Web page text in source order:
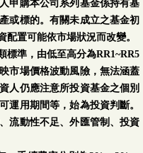
申購本公司系列基金係持有基
或標的。有關未成立之基金初
置可能依市場狀況而改變。
標準，由低至高分為RR1~RR5
市場價格波動風險，無法涵蓋
人仍應注意所投資基金之個別
運用期間等，始為投資判斷。
流動性不足、外匯管制、投資